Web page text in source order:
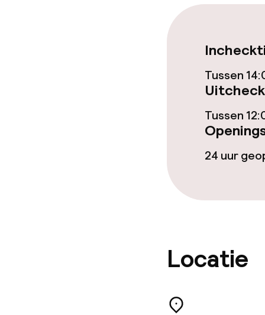
Dieetopties
Glutenvrije
Tussen
Tussen
24 uur
Locatie